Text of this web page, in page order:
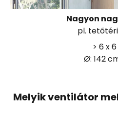
Nagyon
pl.
> 6 x
Ø: 142
Melyik ventilátor